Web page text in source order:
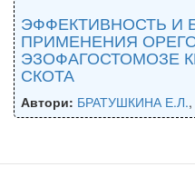
ЭФФЕКТИВНОСТЬ И
ПРИМЕНЕНИЯ
ЭЗОФАГОСТОМОЗЕ
СКОТА
Автори: БРАТУШКИНА Е.Л.,